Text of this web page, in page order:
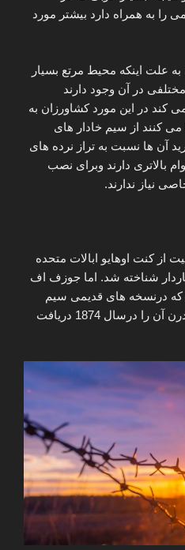
را به همراه دارد بیشتر مورد
علت اینکه محیط مرتع بسیار
در آن وجود دارند
کند در این مورد کشاورزان به
کنند از سیم خادار های
آن ها نسبت به تراز نرده های
بالاتری دارند وبرای نصب
نیاز ندارند.
اسمیت از کنت اوهایو ابالات متحده
شناخته شد. اما جوزف اف
که درنسخه های قدیمی سیم
خاردار ایجاد کرد حق اختراع مدرن آن را درسال 1874 دریافت